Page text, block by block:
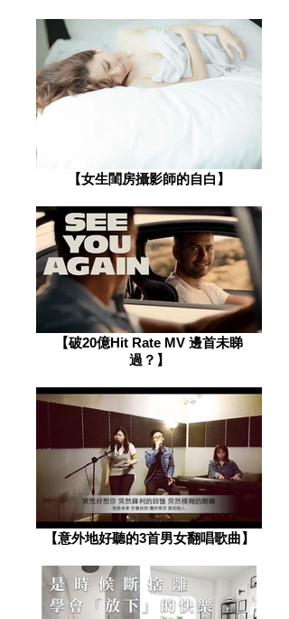
​【女生閨房攝影師的自白】
​【破20億Hit Rate MV 邊首未睇
過？】
​【意外地好聽的3首男女翻唱歌曲】